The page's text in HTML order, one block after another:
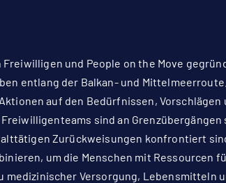
und People on the Move
entlang der Balkan- und
auf den Bedürfnissen, Vorschlägen
sind an
Zurückweisungen konfrontiert
um die Menschen mit Ressourcen
Versorgung, Lebensmitteln